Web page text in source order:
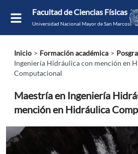
Facultad de Ciencias Físicas
Universidad Nacional Mayor de San Marcos
Inicio Formación académica
Ingeniería Hidráulica con mención en
Computacional
Maestría en Ingeniería
mención en Hidráulica